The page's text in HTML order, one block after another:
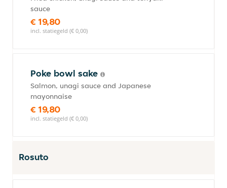
sauce
€ 19,80
incl. statiegeld (€ 0,00)
Poke bowl sake
Salmon, unagi sauce and Japanese
mayonnaise
€ 19,80
incl. statiegeld (€ 0,00)
Rosuto